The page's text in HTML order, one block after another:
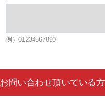
例）01234567890
お問い合わせ頂いている